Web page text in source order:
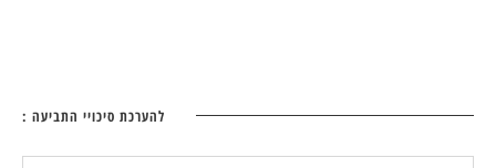
להערכת סיכויי התביעה :